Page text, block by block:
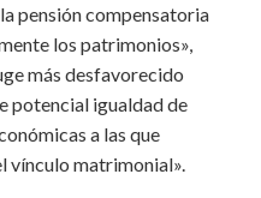
pensión compensatoria
los patrimonios»,
más desfavorecido
potencial igualdad de
a las que
vínculo matrimonial».